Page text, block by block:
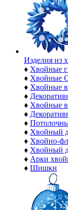
Изделия из
♦ Хвойные
♦ Хвойные
♦ Хвойные
♦
♦ Хвойные
♦
♦
♦ Хвойный
♦ Хвойно-
♦ Хвойный
♦ Арки
♦ Шишки